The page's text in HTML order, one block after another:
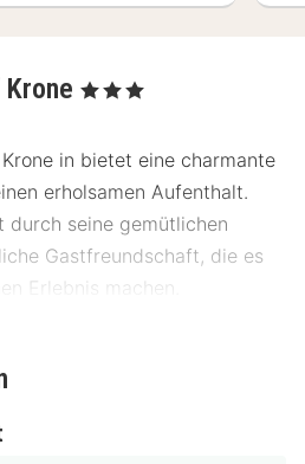
, 3 Sterne
in bietet eine charmante
erholsamen Aufenthalt.
durch seine gemütlichen
Gastfreundschaft, die es
Erlebnis machen.
liegt günstig in der Nähe
Umgebung bietet eine